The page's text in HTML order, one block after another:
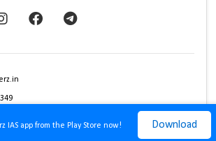
IAS app from the Play Store now! Download